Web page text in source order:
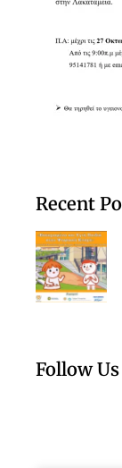
Recent
Follow Us